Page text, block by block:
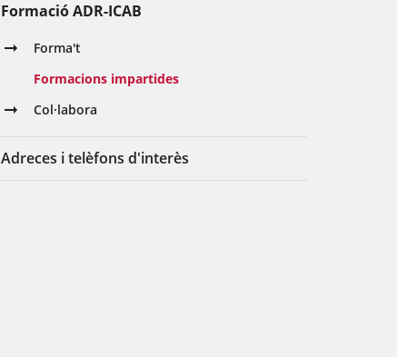
Formació ADR-ICAB
Forma't
Formacions impartides
Col·labora
Adreces i telèfons d'interès